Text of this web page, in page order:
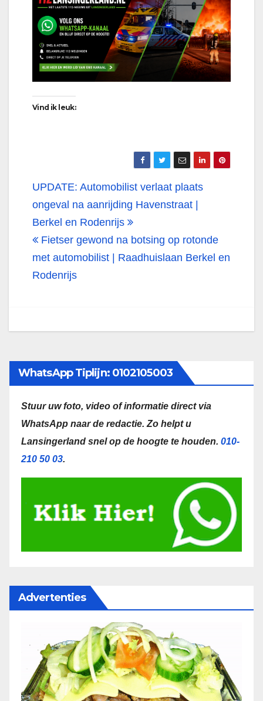
Vind ik leuk:
Bericht
navigatie
UPDATE: Automobilist verlaat plaats
ongeval na aanrijding Havenstraat |
Berkel en Rodenrijs
Fietser gewond na botsing op rotonde
met automobilist | Raadhuislaan Berkel en
Rodenrijs
WhatsApp Tiplijn: 0102105003
Stuur uw foto, video of informatie direct via
WhatsApp naar de redactie. Zo helpt u
Lansingerland snel op de hoogte te houden. 010-
210 50 03.
Advertenties